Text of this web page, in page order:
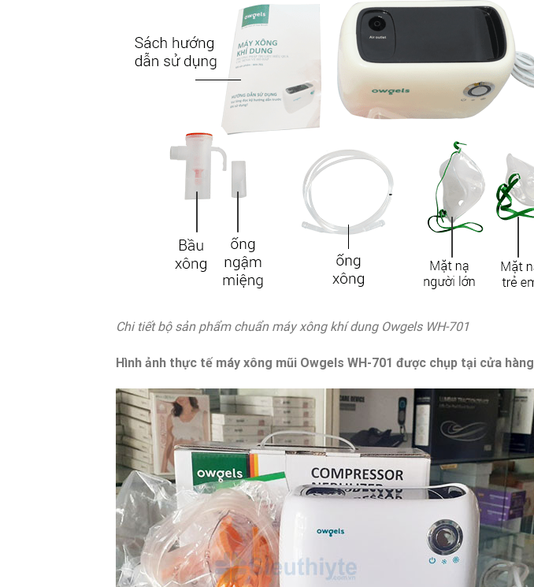
Chi tiết bộ sản phẩm chuẩn máy xông khí dung Owgels WH-701
Hình ảnh thực tế máy xông mũi Owgels WH-701 được chụp tại cửa hàng